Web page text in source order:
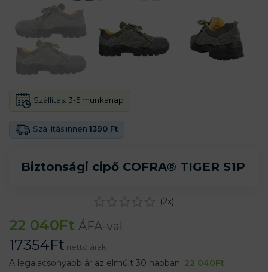
Biztonsági cipő COFRA® TIGER S1P
Szállítás innen 1390 Ft
Szállítás: 3-5 munkanap
(2x)
22 040Ft ÁFA-val
17354Ft nettó árak
A legalacsonyabb ár az elmúlt 30 napban: 22 040Ft